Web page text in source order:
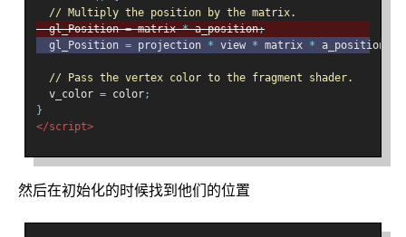
// Multiply the position by the matrix.
  gl_Position
= matrix * a_position;
  gl_Position
= projection * view * matrix * a_position
// Pass the vertex color to the fragment shader.
  v_color
= color;
}
</script>
然后在初始化的时候找到他们的位置